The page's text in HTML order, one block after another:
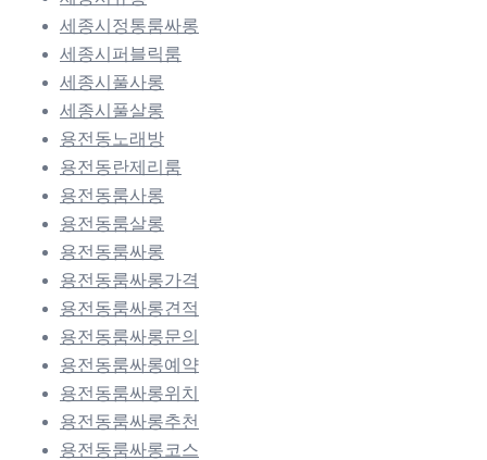
세종시정통룸싸롱
세종시퍼블릭룸
세종시풀사롱
세종시풀살롱
용전동노래방
용전동란제리룸
용전동룸사롱
용전동룸살롱
용전동룸싸롱
용전동룸싸롱가격
용전동룸싸롱견적
용전동룸싸롱문의
용전동룸싸롱예약
용전동룸싸롱위치
용전동룸싸롱추천
용전동룸싸롱코스